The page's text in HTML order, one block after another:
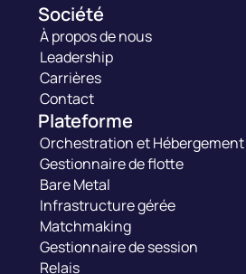
Société
À propos de nous
Leadership
Carrières
Contact
Plateforme
Orchestration et Hébergement
Gestionnaire de flotte
Bare Metal
Infrastructure gérée
Matchmaking
Gestionnaire de session
Relais